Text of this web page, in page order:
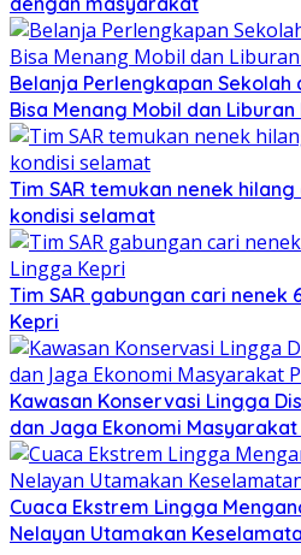
Belanja Perlengkapan
Bisa Menang Mobil dan
Tim SAR temukan nenek
kondisi selamat
Tim SAR gabungan cari nenek
Kepri
Kawasan Konservasi Lingga
dan Jaga Ekonomi Masyarakat
Cuaca Ekstrem Lingga
Nelayan Utamakan